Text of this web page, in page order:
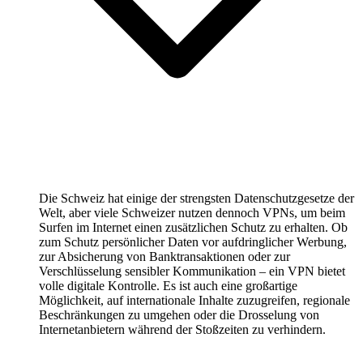
Die Schweiz hat einige der strengsten Datenschutzgesetze der
Welt, aber viele Schweizer nutzen dennoch VPNs, um beim
Surfen im Internet einen zusätzlichen Schutz zu erhalten. Ob
zum Schutz persönlicher Daten vor aufdringlicher Werbung,
zur Absicherung von Banktransaktionen oder zur
Verschlüsselung sensibler Kommunikation – ein VPN bietet
volle digitale Kontrolle. Es ist auch eine großartige
Möglichkeit, auf internationale Inhalte zuzugreifen, regionale
Beschränkungen zu umgehen oder die Drosselung von
Internetanbietern während der Stoßzeiten zu verhindern.